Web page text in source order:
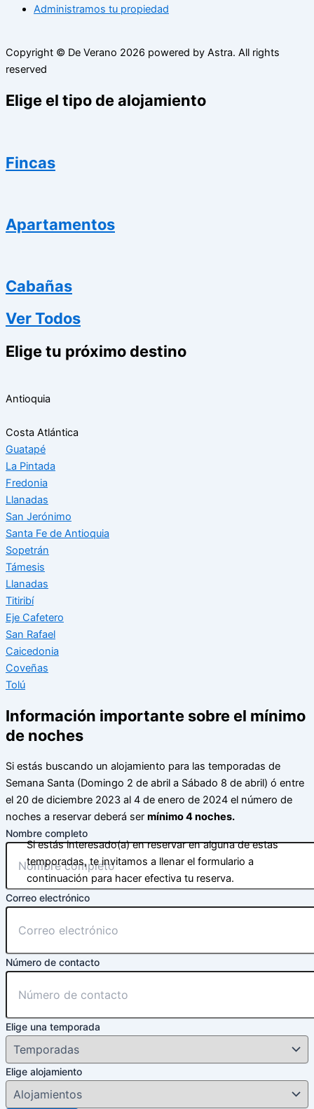
Administramos tu propiedad
Copyright © De Verano 2026 powered by Astra. All rights
reserved
Elige el tipo de alojamiento
Fincas
Apartamentos
Cabañas
Ver Todos
Elige tu próximo destino
Antioquia
Costa Atlántica
Guatapé
La Pintada
Fredonia
Llanadas
San Jerónimo
Santa Fe de Antioquia
Sopetrán
Támesis
Llanadas
Titiribí
Eje Cafetero
San Rafael
Caicedonia
Coveñas
Tolú
Información importante sobre el mínimo
de noches
Si estás buscando un alojamiento para las temporadas de
Semana Santa (Domingo 2 de abril a Sábado 8 de abril) ó entre
el 20 de diciembre 2023 al 4 de enero de 2024 el número de
noches a reservar deberá ser mínimo 4 noches.
Nombre completo
Correo electrónico
Número de contacto
Elige una temporada
Elige alojamiento
Si estás interesado(a) en reservar en alguna de estas
temporadas, te invitamos a llenar el formulario a
continuación para hacer efectiva tu reserva.